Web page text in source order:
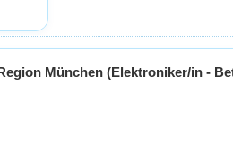
München (Elektroniker/in -